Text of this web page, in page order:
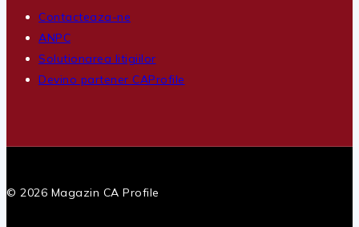
Contacteaza-ne
ANPC
Solutionarea litigiilor
Devino partener CAProfile
© 2026 Magazin CA Profile